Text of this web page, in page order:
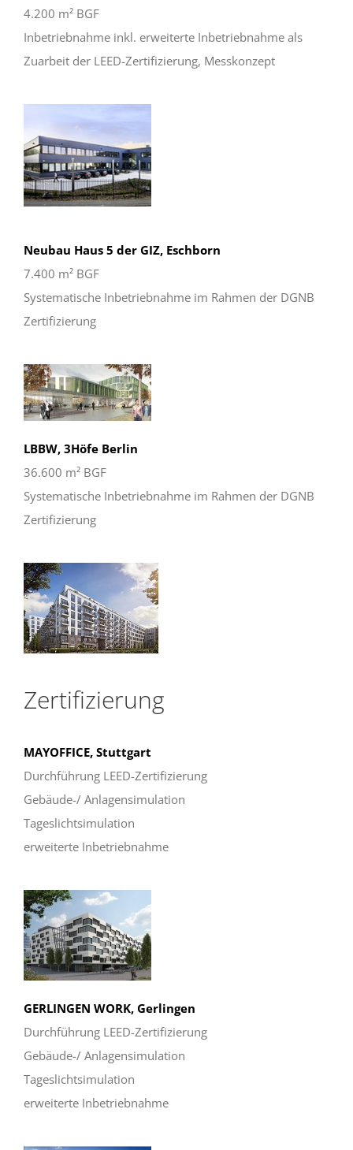
4.200 m² BGF
Inbetriebnahme inkl. erweiterte Inbetriebnahme als
Zuarbeit der LEED-Zertifizierung, Messkonzept
Neubau Haus 5 der GIZ, Eschborn
7.400 m² BGF
Systematische Inbetriebnahme im Rahmen der DGNB
Zertifizierung
LBBW, 3Höfe Berlin
36.600 m² BGF
Systematische Inbetriebnahme im Rahmen der DGNB
Zertifizierung
Zertifizierung
MAYOFFICE, Stuttgart
Durchführung LEED-Zertifizierung
Gebäude-/ Anlagensimulation
Tageslichtsimulation
erweiterte Inbetriebnahme
GERLINGEN WORK, Gerlingen
Durchführung LEED-Zertifizierung
Gebäude-/ Anlagensimulation
Tageslichtsimulation
erweiterte Inbetriebnahme